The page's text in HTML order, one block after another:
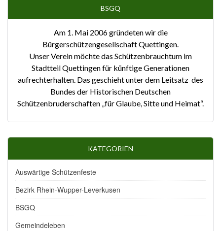
BSGQ
Am 1. Mai 2006 gründeten wir die
Bürgerschützengesellschaft Quettingen.
Unser Verein möchte das Schützenbrauchtum im
Stadtteil Quettingen für künftige Generationen
aufrechterhalten. Das geschieht unter dem Leitsatz des
Bundes der Historischen Deutschen
Schützenbruderschaften „für Glaube, Sitte und Heimat“.
KATEGORIEN
Auswärtige Schützenfeste
Bezirk Rhein-Wupper-Leverkusen
BSGQ
Gemeindeleben